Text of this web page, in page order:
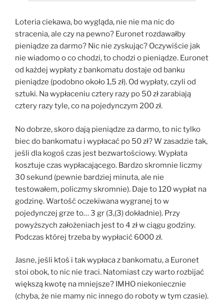
Loteria ciekawa, bo wygląda, nie nie ma nic do
stracenia, ale czy na pewno? Euronet rozdawałby
pieniądze za darmo? Nic nie zyskując? Oczywiście jak
nie wiadomo o co chodzi, to chodzi o pieniądze. Euronet
od każdej wypłaty z bankomatu dostaje od banku
pieniądze (podobno około 1,5 zł). Od wypłaty, czyli od
sztuki. Na wypłaceniu cztery razy po 50 zł zarabiają
cztery razy tyle, co na pojedynczym 200 zł.
No dobrze, skoro dają pieniądze za darmo, to nic tylko
biec do bankomatu i wypłacać po 50 zł? W zasadzie tak,
jeśli dla kogoś czas jest bezwartościowy. Wypłata
kosztuje czas wypłacającego. Bardzo skromnie liczmy
30 sekund (pewnie bardziej minuta, ale nie
testowałem, policzmy skromnie). Daje to 120 wypłat na
godzinę. Wartość oczekiwana wygranej to w
pojedynczej grze to… 3 gr (3,(3) dokładnie). Przy
powyższych założeniach jest to 4 zł w ciągu godziny.
Podczas której trzeba by wypłacić 6000 zł.
Jasne, jeśli ktoś i tak wypłaca z bankomatu, a Euronet
stoi obok, to nic nie traci. Natomiast czy warto rozbijać
większą kwotę na mniejsze? IMHO niekoniecznie
(chyba, że nie mamy nic innego do roboty w tym czasie).